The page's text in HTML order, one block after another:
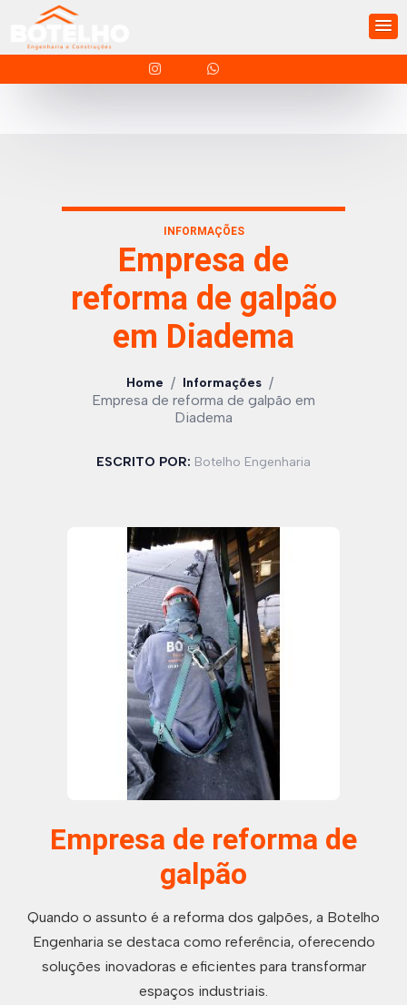
INFORMAÇÕES
Empresa de
reforma de galpão
em Diadema
Home / Informações /
Empresa de reforma de galpão em
Diadema
ESCRITO POR: Botelho Engenharia
Empresa de reforma de
galpão
Quando o assunto é a reforma dos galpões, a Botelho
Engenharia se destaca como referência, oferecendo
soluções inovadoras e eficientes para transformar
espaços industriais.